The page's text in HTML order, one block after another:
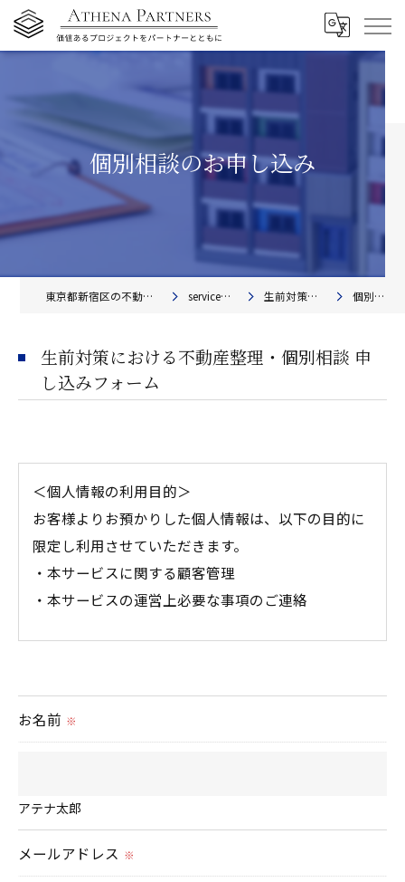
個別相談のお申し込み
東京都新宿区の不動産コンサルティングならアテナ・パートナーズ株式会社 service（サービス・業務）一覧 生前対策における不動産整理・個別相談 個別相談申込フォーム
生前対策における不動産整理・個別相談 申
し込みフォーム
＜個人情報の利用目的＞
お客様よりお預かりした個人情報は、以下の目的に
限定し利用させていただきます。
・本サービスに関する顧客管理
・本サービスの運営上必要な事項のご連絡
られた場合を除き、
＜個人情報の委託について＞
当社では、利用目的の達成に必要な範囲において、
個人情報を外部に委託する場合があります。
お名前 ※
アテナ太郎
メールアドレス ※